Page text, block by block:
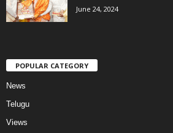
June 24, 2024
POPULAR CATEGORY
News
Telugu
Views